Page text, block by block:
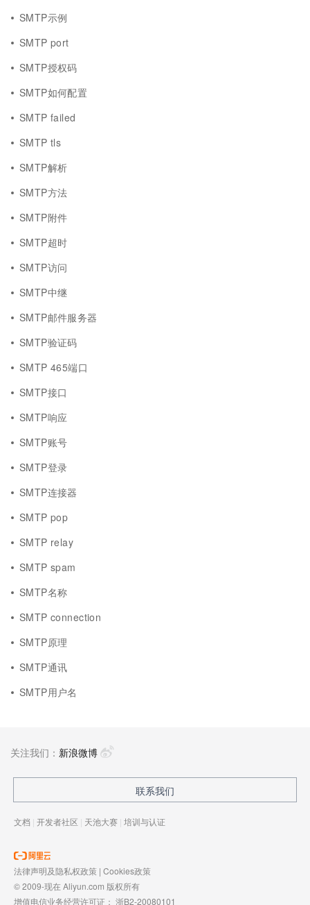
SMTP示例
SMTP port
SMTP授权码
SMTP如何配置
SMTP failed
SMTP tls
SMTP解析
SMTP方法
SMTP附件
SMTP超时
SMTP访问
SMTP中继
SMTP邮件服务器
SMTP验证码
SMTP 465端口
SMTP接口
SMTP响应
SMTP账号
SMTP登录
SMTP连接器
SMTP pop
SMTP relay
SMTP spam
SMTP名称
SMTP connection
SMTP原理
SMTP通讯
SMTP用户名
关注我们： 新浪微博
联系我们
文档 | 开发者社区 | 天池大赛 | 培训与认证
法律声明及隐私权政策 | Cookies政策
© 2009-现在 Aliyun.com 版权所有
增值电信业务经营许可证： 浙B2-20080101